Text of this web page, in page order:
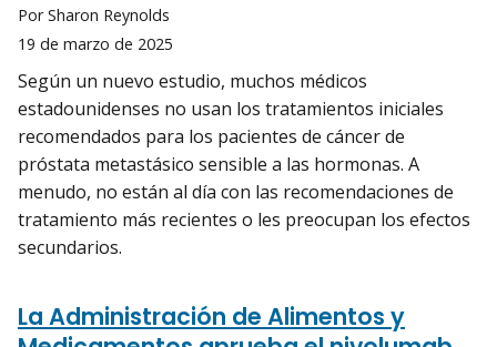
Por Sharon Reynolds
19 de marzo de 2025
Según un nuevo estudio, muchos médicos
estadounidenses no usan los tratamientos iniciales
recomendados para los pacientes de cáncer de
próstata metastásico sensible a las hormonas. A
menudo, no están al día con las recomendaciones de
tratamiento más recientes o les preocupan los efectos
secundarios.
La Administración de Alimentos y